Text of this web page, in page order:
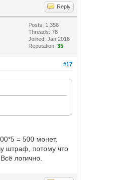
Reply
Posts: 1,356
Threads: 78
Joined: Jan 2016
Reputation:35
#17
= 500 монет.
штраф, потому что
логично.